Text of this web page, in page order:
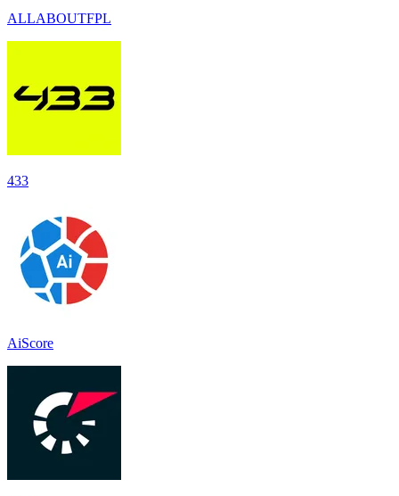
ALLABOUTFPL
433
AiScore